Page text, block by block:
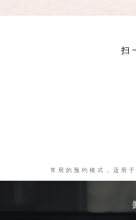
扫
常用的预约模式，适用